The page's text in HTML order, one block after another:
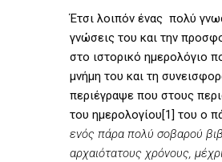
Έτσι λοιπόν ένας πολύ
γνώσεις του και την
στο ιστορικό ημερολόγιο
μνήμη του και τη
περιέγραψε που στους
του ημερολογίου[1] του ο
ενός πάρα πολύ σοβαρού
αρχαιότατους χρόνους,